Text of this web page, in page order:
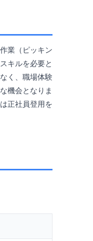
業（ピッキン
キルを必要と
く、職場体験
機会となりま
正社員登用を